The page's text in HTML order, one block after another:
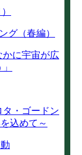
グ（春編）
かに宇宙が広
・ゴードン
込めて～